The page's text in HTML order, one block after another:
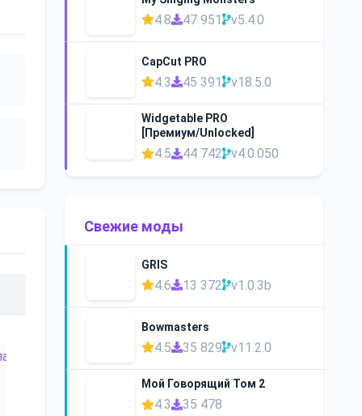
4.8 47 951 v5.4.0
CapCut PRO
4.3 45 391 v18.5.0
Widgetable PRO
[Премиум/Unlocked]
4.5 44 742 v4.0.050
Свежие моды
GRIS
4.6 13 372 v1.0.3b
Bowmasters
4.5 35 829 v11.2.0
Мой Говорящий Том 2
4.3
35 478